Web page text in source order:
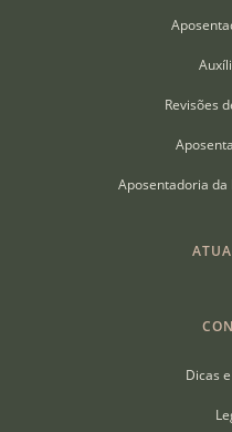
Revisões
Aposentadoria da
Dicas